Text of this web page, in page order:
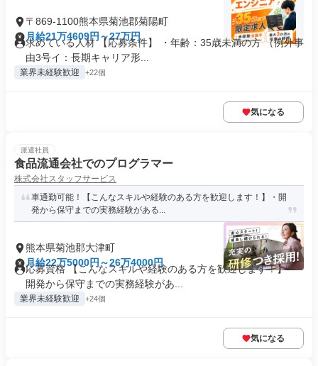
〒869-1100熊本県菊池郡菊陽町
月給21万4609円～27万円
求めている人材 【応募条件】 ・年齢：35歳未満の方 （例外事
由3号イ：長期キャリア形...
業界未経験歓迎 +22個
気になる
派遣社員
食品流通会社でのプログラマー
株式会社スタッフサービス
車通勤可能！【こんなスキルや経験のある方を歓迎します！】・開
発から保守までの実務経験がある...
熊本県菊池郡大津町
月給22万5000円～26万4000円
応募資格 【こんなスキルや経験のある方を歓迎します！】・
開発から保守までの実務経験があ...
業界未経験歓迎 +24個
気になる